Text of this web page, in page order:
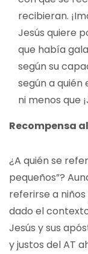
recibieran.
Jesús quiere
que había
según su
según a
ni menos que
Recompensa
¿A quién se
pequeños”?
referirse a
dado el
Jesús y sus
y justos del AT